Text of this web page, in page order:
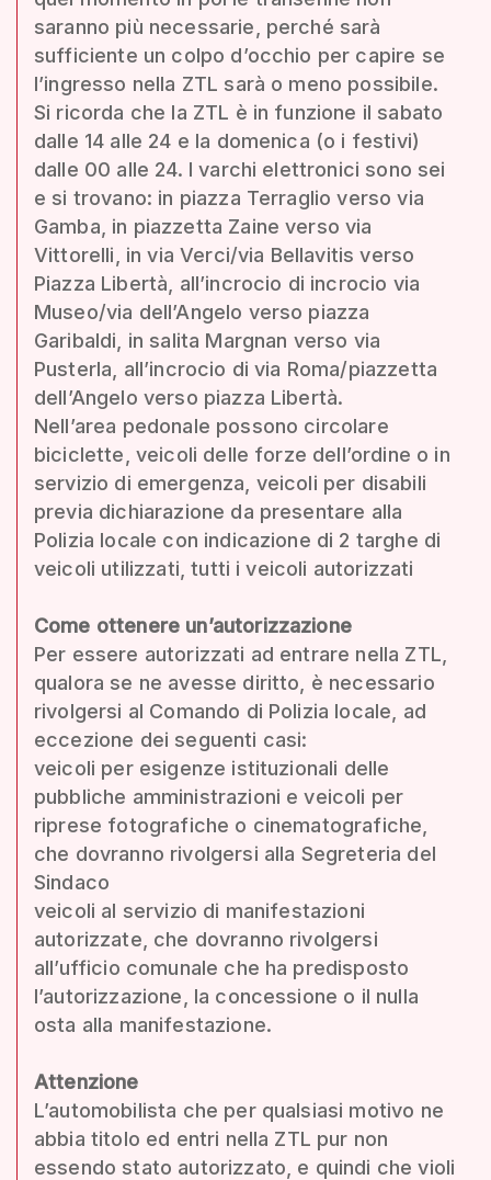
saranno più necessarie, perché sarà
sufficiente un colpo d’occhio per capire se
l’ingresso nella ZTL sarà o meno possibile.
Si ricorda che la ZTL è in funzione il sabato
dalle 14 alle 24 e la domenica (o i festivi)
dalle 00 alle 24. I varchi elettronici sono sei
e si trovano: in piazza Terraglio verso via
Gamba, in piazzetta Zaine verso via
Vittorelli, in via Verci/via Bellavitis verso
Piazza Libertà, all’incrocio di incrocio via
Museo/via dell’Angelo verso piazza
Garibaldi, in salita Margnan verso via
Pusterla, all’incrocio di via Roma/piazzetta
dell’Angelo verso piazza Libertà.
Nell’area pedonale possono circolare
biciclette, veicoli delle forze dell’ordine o in
servizio di emergenza, veicoli per disabili
previa dichiarazione da presentare alla
Polizia locale con indicazione di 2 targhe di
veicoli utilizzati, tutti i veicoli autorizzati
Come ottenere un’autorizzazione
Per essere autorizzati ad entrare nella ZTL,
qualora se ne avesse diritto, è necessario
rivolgersi al Comando di Polizia locale, ad
eccezione dei seguenti casi:
veicoli per esigenze istituzionali delle
pubbliche amministrazioni e veicoli per
riprese fotografiche o cinematografiche,
che dovranno rivolgersi alla Segreteria del
Sindaco
veicoli al servizio di manifestazioni
autorizzate, che dovranno rivolgersi
all’ufficio comunale che ha predisposto
l’autorizzazione, la concessione o il nulla
osta alla manifestazione.
Attenzione
L’automobilista che per qualsiasi motivo ne
abbia titolo ed entri nella ZTL pur non
essendo stato autorizzato, e quindi che violi